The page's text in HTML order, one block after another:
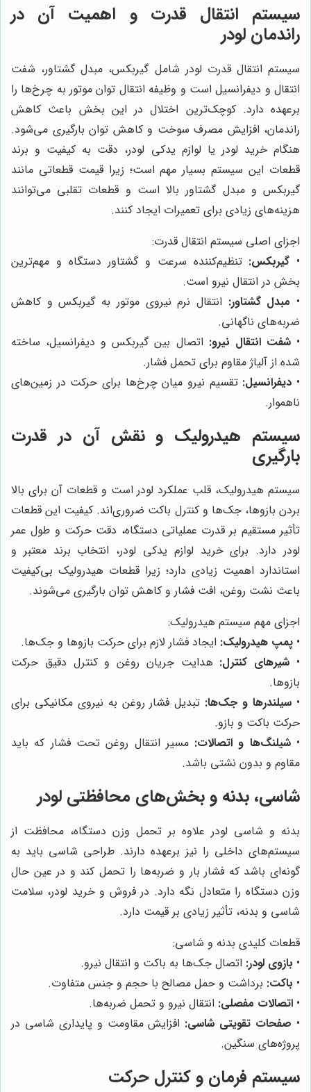
سیستم انتقال قدرت و اهمیت آن در
راندمان لودر
سیستم انتقال قدرت لودر شامل گیربکس، مبدل گشتاور، شفت
انتقال و دیفرانسیل است و وظیفه انتقال توان موتور به چرخ‌ها را
برعهده دارد. کوچک‌ترین اختلال در این بخش باعث کاهش
راندمان، افزایش مصرف سوخت و کاهش توان بارگیری می‌شود.
هنگام خرید لودر یا لوازم یدکی لودر، دقت به کیفیت و برند
قطعات این سیستم بسیار مهم است؛ زیرا قیمت قطعاتی مانند
گیربکس و مبدل گشتاور بالا است و قطعات تقلبی می‌توانند
هزینه‌های زیادی برای تعمیرات ایجاد کنند.
اجزای اصلی سیستم انتقال قدرت:
• گیربکس: تنظیم‌کننده سرعت و گشتاور دستگاه و مهم‌ترین
بخش در انتقال نیرو است.
• مبدل گشتاور: انتقال نرم نیروی موتور به گیربکس و کاهش
ضربه‌های ناگهانی.
•شفت انتقال نیرو: اتصال بین گیربکس و دیفرانسیل، ساخته
شده از آلیاژ مقاوم برای تحمل فشار.
• دیفرانسیل: تقسیم نیرو میان چرخ‌ها برای حرکت در زمین‌های
ناهموار.
سیستم هیدرولیک و نقش آن در قدرت
بارگیری
سیستم هیدرولیک، قلب عملکرد لودر است و قطعات آن برای بالا
بردن بازوها، جک‌ها و کنترل باکت ضروری‌اند. کیفیت این قطعات
تأثیر مستقیم بر قدرت عملیاتی دستگاه، دقت حرکت و طول عمر
لودر دارد. برای خرید لوازم یدکی لودر، انتخاب برند معتبر و
استاندارد اهمیت زیادی دارد؛ زیرا قطعات هیدرولیک بی‌کیفیت
باعث نشت روغن، افت فشار و کاهش توان بارگیری می‌شوند.
اجزای مهم سیستم هیدرولیک:
• پمپ هیدرولیک: ایجاد فشار لازم برای حرکت بازوها و جک‌ها.
• شیرهای کنترل: هدایت جریان روغن و کنترل دقیق حرکت
بازوها.
• سیلندرها و جک‌ها: تبدیل فشار روغن به نیروی مکانیکی برای
حرکت باکت و بازو.
•شیلنگ‌ها و اتصالات: مسیر انتقال روغن تحت فشار که باید
مقاوم و بدون نشتی باشد.
شاسی، بدنه و بخش‌های محافظتی لودر
بدنه و شاسی لودر علاوه بر تحمل وزن دستگاه، محافظت از
سیستم‌های داخلی را نیز برعهده دارند. طراحی شاسی باید به
گونه‌ای باشد که فشار بار و ضربه‌ها را تحمل کند و در عین حال
وزن دستگاه را متعادل نگه دارد. در فروش و خرید لودر، سلامت
شاسی و بدنه، تأثیر زیادی بر قیمت دارد.
قطعات کلیدی بدنه و شاسی:
• بازوی لودر: اتصال جک‌ها به باکت و انتقال نیرو.
• باکت: برداشت و حمل مصالح با حجم و جنس متفاوت.
• اتصالات مفصلی: انتقال نیرو و تحمل ضربه‌ها.
• صفحات تقویتی شاسی: افزایش مقاومت و پایداری شاسی در
پروژه‌های سنگین.
سیستم فرمان و کنترل حرکت